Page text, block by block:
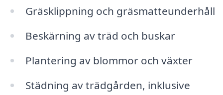
Gräsklippning och gräsmatteunderhåll
Beskärning av träd och buskar
Plantering av blommor och växter
Städning av trädgården, inklusive